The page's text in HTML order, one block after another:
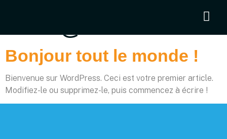
rasd@Admin2024
Bonjour tout le monde !
Bienvenue sur WordPress. Ceci est votre premier article.
Modifiez-le ou supprimez-le, puis commencez à écrire !